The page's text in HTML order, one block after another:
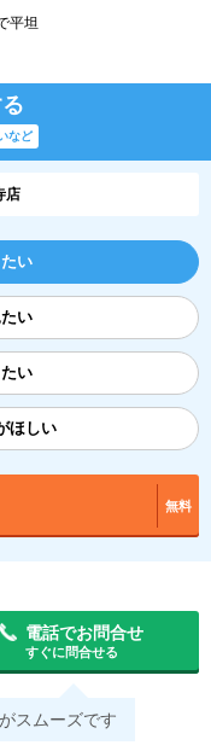
平坦
など
店
い
い
い
ほしい
無料
電話でお問合せ
すぐに問合せる
スムーズです